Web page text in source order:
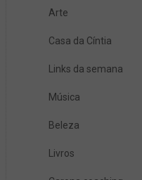
Arte
Casa da Cíntia
Links da semana
Música
Beleza
Livros